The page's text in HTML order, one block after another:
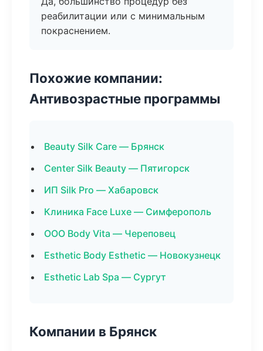
реабилитации или с минимальным
покраснением.
Похожие компании:
Антивозрастные программы
Beauty Silk Care — Брянск
Center Silk Beauty — Пятигорск
ИП Silk Pro — Хабаровск
Клиника Face Luxe — Симферополь
ООО Body Vita — Череповец
Esthetic Body Esthetic — Новокузнецк
Esthetic Lab Spa — Сургут
Компании в Брянск